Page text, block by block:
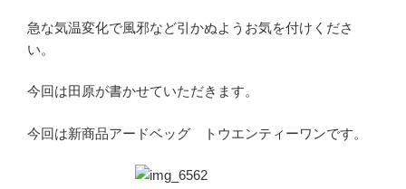
急な気温変化で風邪など引かぬようお気を付けくださ
い。
今回は田原が書かせていただきます。
今回は新商品アードベッグ トウエンティーワンです。